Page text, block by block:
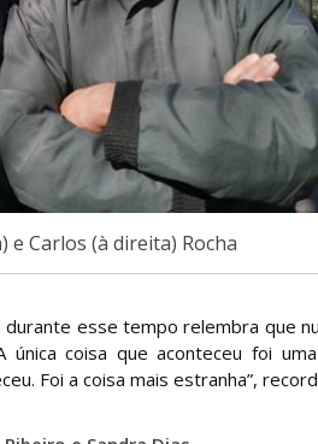
e Carlos (à direita) Rocha
esse tempo relembra que
única coisa que aconteceu foi
Foi a coisa mais estranha”,